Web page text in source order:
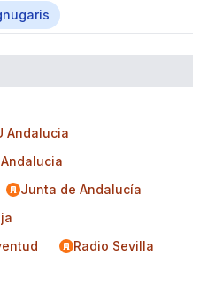
Andalucia
Junta de Andalucía
Radio Sevilla